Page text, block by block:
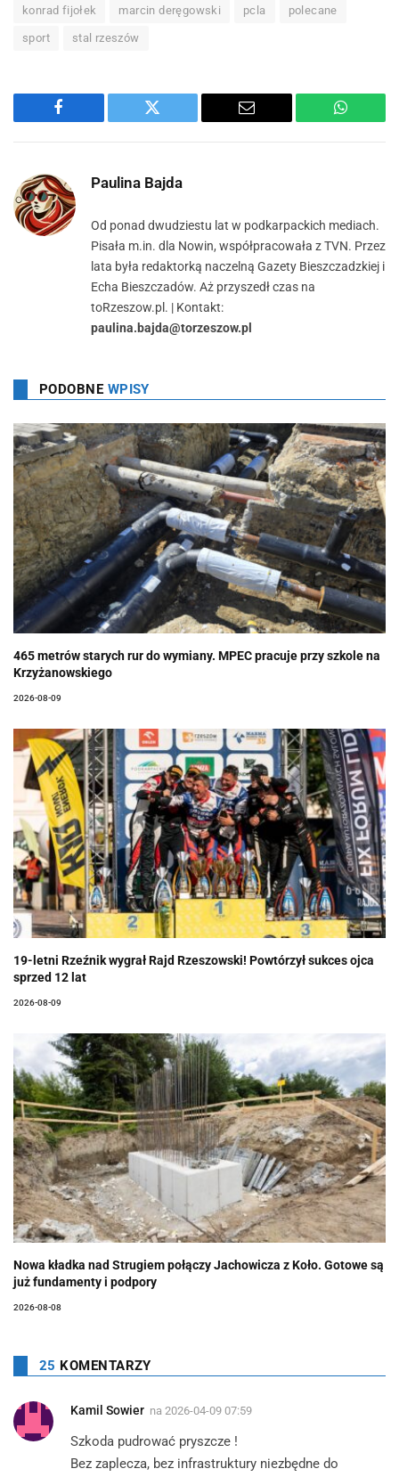
konrad fijołek marcin deręgowski pcla polecane
sport stal rzeszów
Facebook Twitter Email
Paulina Bajda
Od ponad dwudziestu lat w podkarpackich mediach.
Pisała m.in. dla Nowin, współpracowała z TVN. Przez
lata była redaktorką naczelną Gazety Bieszczadzkiej i
Echa Bieszczadów. Aż przyszedł czas na
toRzeszow.pl. | Kontakt:
paulina.bajda@torzeszow.pl
PODOBNE WPISY
465 metrów starych rur do wymiany. MPEC pracuje przy szkole na
Krzyżanowskiego
2026-08-09
19-letni Rzeźnik wygrał Rajd Rzeszowski! Powtórzył sukces ojca
sprzed 12 lat
2026-08-09
Nowa kładka nad Strugiem połączy Jachowicza z Koło. Gotowe są
już fundamenty i podpory
2026-08-08
25 KOMENTARZY
Kamil Sowier na 2026-04-09 07:59
Szkoda pudrować pryszcze !
Bez zaplecza, bez infrastruktury niezbędne do